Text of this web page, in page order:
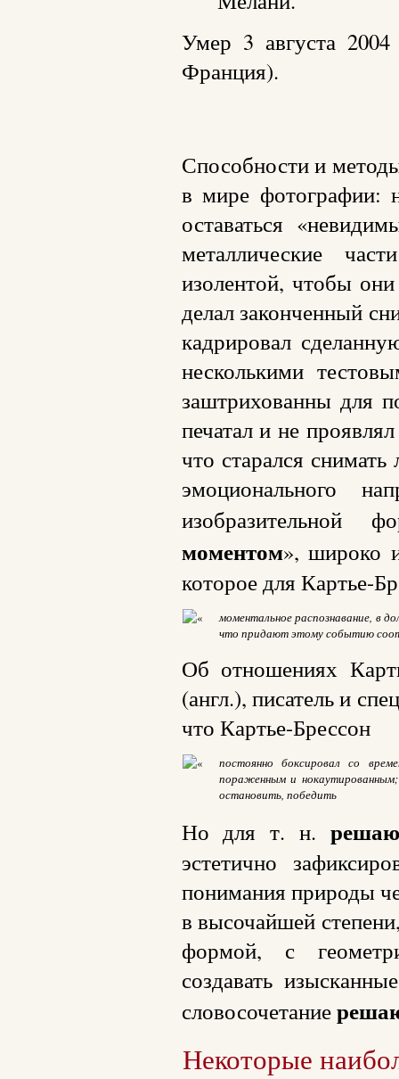
Умер 3 августа
Франция).
Способности и
в мире фотографии:
оставаться
металлические
изолентой, чтобы
делал законченный
кадрировал
несколькими
заштрихованны для
печатал и не
что старался
эмоционального
моментом», широко
которое для Картье-
моментальное распознавание, в
что придают этому событию
Об отношениях
(англ.), писатель и
что Картье-Брессон
постоянно боксировал со
пораженным и
остановить, победить
Но для т. н.
эстетично
понимания природы
в высочайшей
формой, с
создавать
словосочетание
Некоторые